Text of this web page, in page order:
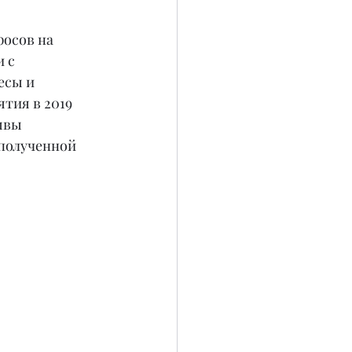
на
с
и
в 2019